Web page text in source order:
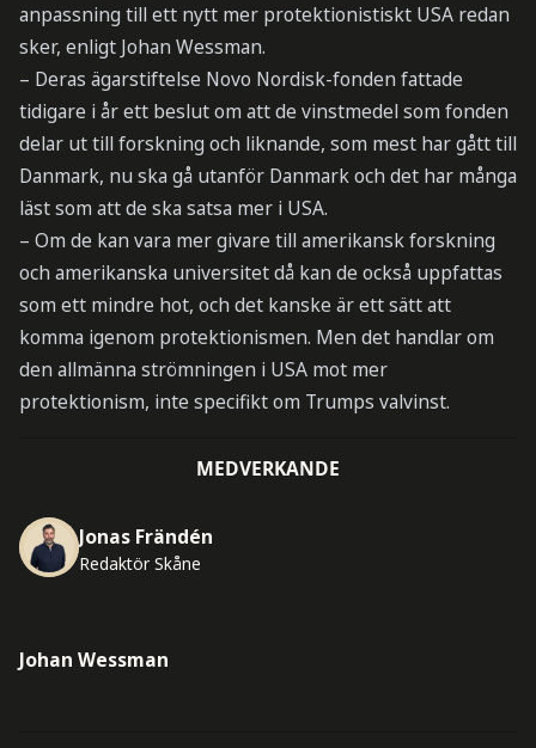
anpassning till ett nytt mer protektionistiskt USA redan
sker, enligt Johan Wessman.
– Deras ägarstiftelse Novo Nordisk-fonden fattade
tidigare i år ett beslut om att de vinstmedel som fonden
delar ut till forskning och liknande, som mest har gått till
Danmark, nu ska gå utanför Danmark och det har många
läst som att de ska satsa mer i USA.
– Om de kan vara mer givare till amerikansk forskning
och amerikanska universitet då kan de också uppfattas
som ett mindre hot, och det kanske är ett sätt att
komma igenom protektionismen. Men det handlar om
den allmänna strömningen i USA mot mer
protektionism, inte specifikt om Trumps valvinst.
MEDVERKANDE
Jonas Frändén
Redaktör Skåne
Johan Wessman